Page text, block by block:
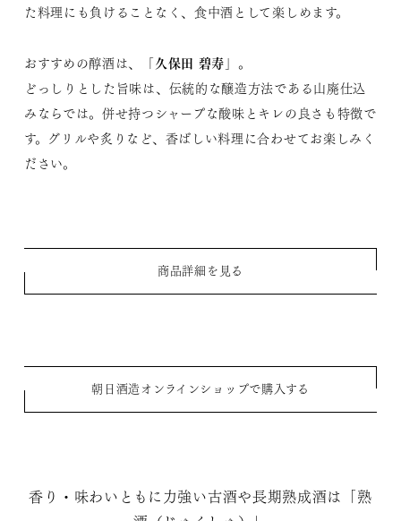
た料理にも負けることなく、食中酒として楽しめます。
おすすめの醇酒は、「久保田 碧寿 」。
どっしりとした旨味は、伝統的な醸造方法である山廃仕込
みならでは。併せ持つシャープな酸味とキレの良さも特徴で
す。グリルや炙りなど、香ばしい料理に合わせてお楽しみく
ださい。
商品詳細を見る
朝日酒造オンラインショップで購入する
香り・味わいともに力強い古酒や長期熟成酒は「熟